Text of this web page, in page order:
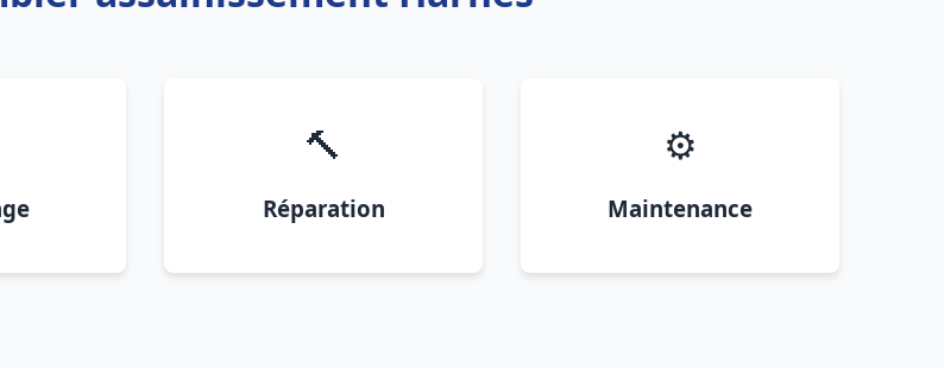
🔨
Réparation
⚙️
Maintenance